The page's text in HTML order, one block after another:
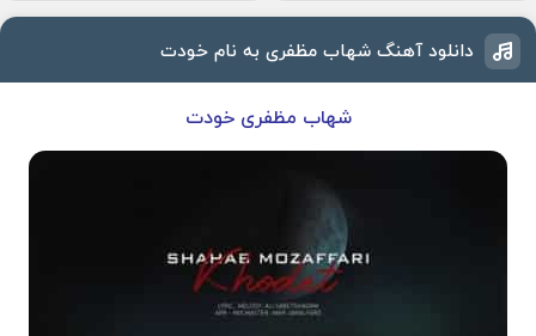
دانلود آهنگ شهاب مظفری به نام خودت
شهاب مظفری خودت